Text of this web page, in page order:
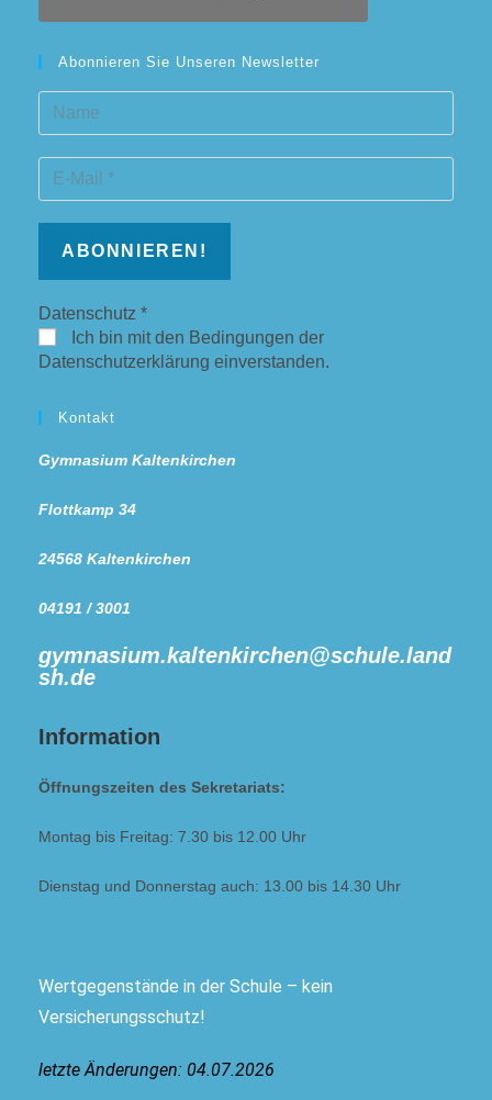
Abonnieren Sie Unseren Newsletter
Datenschutz *
Ich bin mit den Bedingungen der
Datenschutzerklärung einverstanden.
Kontakt
Gymnasium Kaltenkirchen
Flottkamp 34
24568 Kaltenkirchen
04191 / 3001
gymnasium.kaltenkirchen@schule.land
sh.de
Information
Öffnungszeiten des Sekretariats:
Montag bis Freitag: 7.30 bis 12.00 Uhr
Dienstag und Donnerstag auch: 13.00 bis 14.30 Uhr
Wertgegenstände in der Schule – kein
Versicherungsschutz!
letzte Änderungen: 04.07.2026